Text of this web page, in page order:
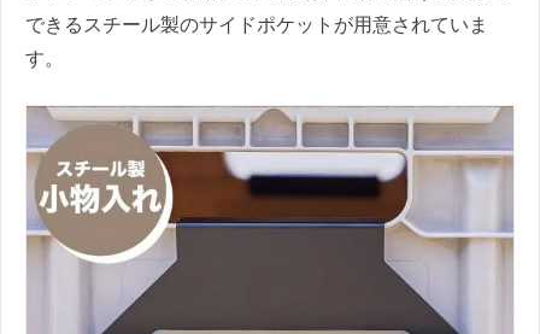
できるスチール製のサイドポケットが用意されていま
す。